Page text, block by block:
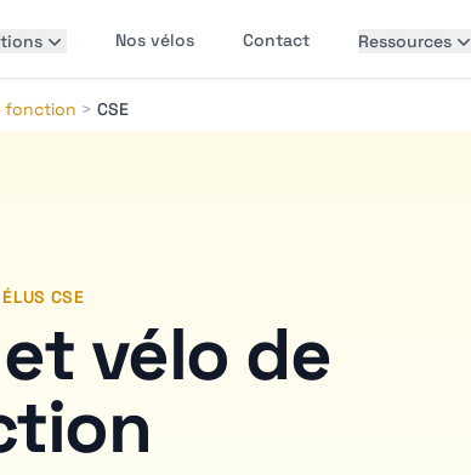
Nos vélos Contact Ressources
fonction > CSE
CSE
et vélo de